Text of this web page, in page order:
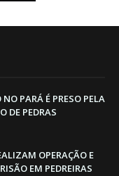
PARÁ É PRESO PELA
DE PEDRAS
OPERAÇÃO E
EM PEDREIRAS